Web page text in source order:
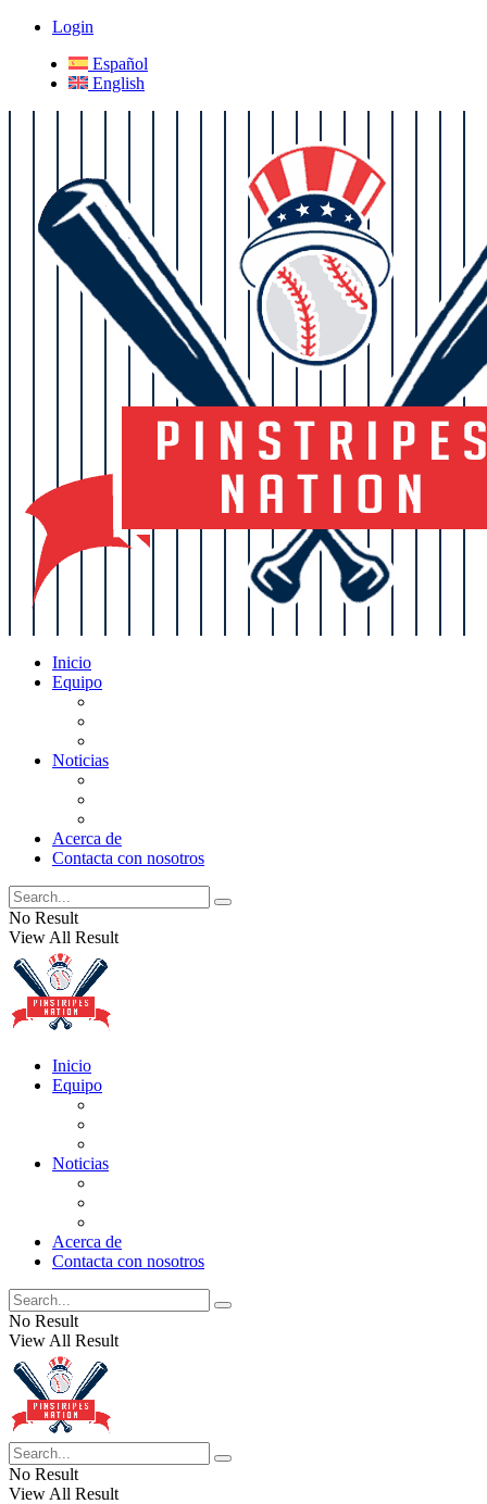
Login
Español
English
Inicio
Equipo
Noticias
Acerca de
Contacta con nosotros
No Result
View All Result
Inicio
Equipo
Noticias
Acerca de
Contacta con nosotros
No Result
View All Result
No Result
View All Result